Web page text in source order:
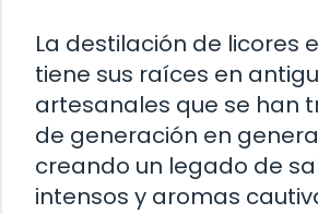
La destilación de licores
tiene sus raíces en
artesanales que se han
de generación en
creando un legado de
intensos y aromas